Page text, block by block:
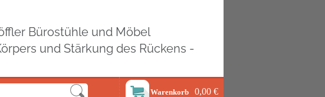
Bürostühle und Möbel
und Stärkung des Rückens -
Warenkorb 0,00 €